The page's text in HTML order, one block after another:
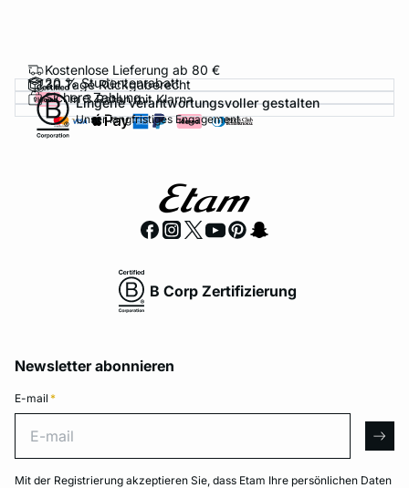
Kostenlose Lieferung ab 80 €
30 Tage Rückgaberecht
In 3 Raten mit Klarna
20 % Studentenrabatt
Sichere Zahlung
Lingerie verantwortungsvoller gestalten
Unser langfristiges Engagement
B Corp Zertifizierung
Newsletter abonnieren
E-mail *
Mit der Registrierung akzeptieren Sie, dass Etam Ihre persönlichen Daten